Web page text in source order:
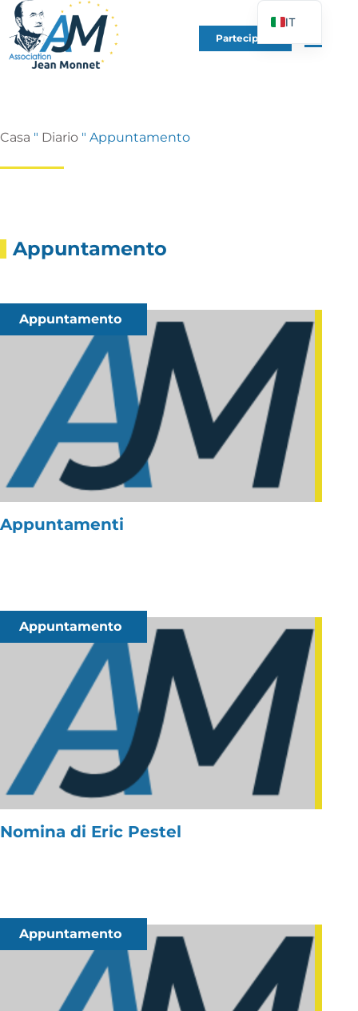
Partecipare
Casa " Diario " Appuntamento
Appuntamento
Appuntamento
Appuntamenti
Appuntamento
Nomina di Eric Pestel
Appuntamento
IT
FR